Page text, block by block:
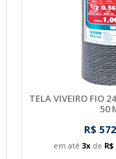
TELA VIVEIRO FIO
50
R$
em até 3xde R$